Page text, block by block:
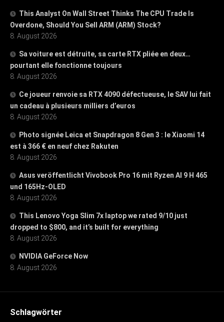
This Analyst On Wall Street Thinks The CPU Trade Is
Overdone, Should You Sell ARM (ARM) Stock?
8. August 2026
Sa voiture est détruite, sa carte RTX pliée en deux…
pourtant elle fonctionne toujours
8. August 2026
Ce joueur renvoie sa RTX 4090 défectueuse, le SAV lui fait
un cadeau à plusieurs milliers d’euros
8. August 2026
Photo signée Leica et Snapdragon 8 Gen 3 : le Xiaomi 14
est à 366 € en neuf chez Rakuten
8. August 2026
Asus veröffentlicht Vivobook Pro 16 mit Ryzen AI 9 H 465
und 165Hz-OLED
8. August 2026
This Lenovo Yoga Slim 7x laptop we rated 9/10 just
dropped to $800, and it’s built for everything
8. August 2026
NVIDIA GeForce Now
8. August 2026
Schlagwörter